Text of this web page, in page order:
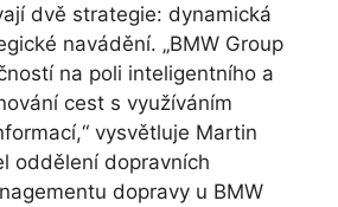
dvě strategie: dynamická
navádění. „BMW Group
na poli inteligentního a
cest s využíváním
vysvětluje Martin
oddělení dopravních
dopravy u BMW